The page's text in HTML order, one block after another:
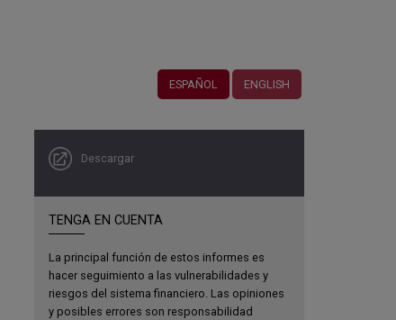
ESPAÑOL ENGLISH
Descargar
TENGA EN CUENTA
La principal función de estos informes es
hacer seguimiento a las vulnerabilidades y
riesgos del sistema financiero. Las opiniones
y posibles errores son responsabilidad